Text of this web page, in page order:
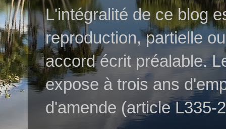
L'intégralité de ce blog
reproduction, partielle
accord écrit préalable.
expose à trois ans
d'amende (article L335-